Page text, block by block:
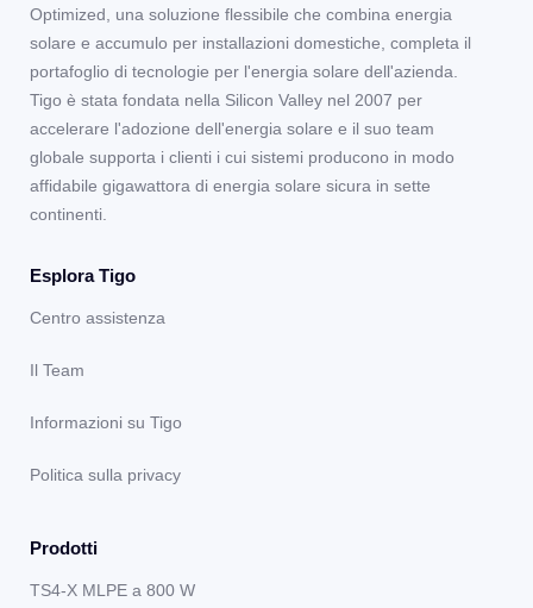
Optimized, una soluzione flessibile che combina energia
solare e accumulo per installazioni domestiche, completa il
portafoglio di tecnologie per l'energia solare dell'azienda.
Tigo è stata fondata nella Silicon Valley nel 2007 per
accelerare l'adozione dell'energia solare e il suo team
globale supporta i clienti i cui sistemi producono in modo
affidabile gigawattora di energia solare sicura in sette
continenti.
Esplora Tigo
Centro assistenza
Il Team
Informazioni su Tigo
Politica sulla privacy
Prodotti
TS4-X MLPE a 800 W